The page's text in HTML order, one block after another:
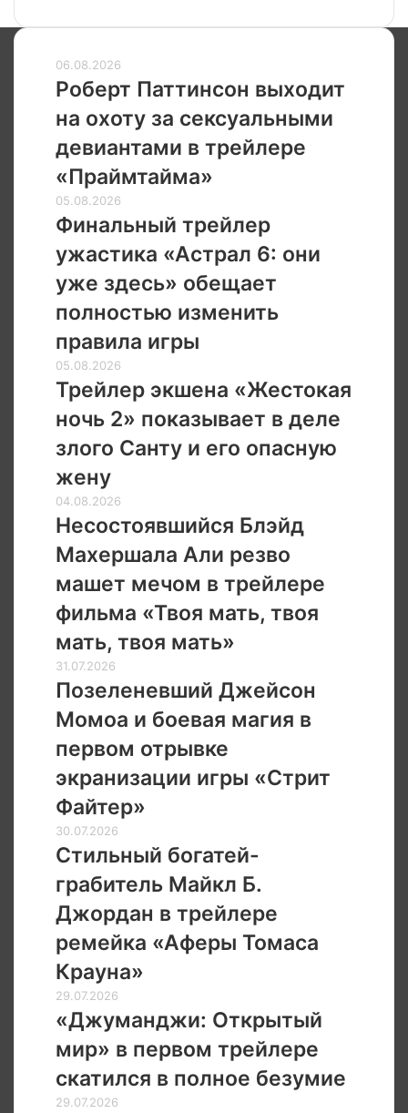
Роберт
Паттинсон
выходит
на
охоту
за
сексуальными
девиантами
в
трейлере
«Праймтайма»
06.08.2026
Роберт Паттинсон выходит
на охоту за сексуальными
девиантами в трейлере
«Праймтайма»
Финальный
трейлер
ужастика
«Астрал
6:
они
уже
обещает
полностью
изменить
игры
05.08.2026
Финальный трейлер
ужастика «Астрал 6: они
уже здесь» обещает
полностью изменить
правила игры
Трейлер
экшена
«Жестокая
ночь 2»
показывает
в
деле
злого
Санту
и
его
жену
05.08.2026
Трейлер экшена «Жестокая
ночь 2» показывает в деле
злого Санту и его опасную
жену
Несостоявшийся
Блэйд
Махершала
Али
резво
машет
мечом
трейлере
фильма
«Твоя
мать,
твоя
мать,
мать»
04.08.2026
Несостоявшийся Блэйд
Махершала Али резво
машет мечом в трейлере
фильма «Твоя мать, твоя
мать, твоя мать»
Позеленевший
Джейсон
Момоа
и
боевая
магия
в
первом
отрывке
экранизации
игры
«Стрит
Файтер»
31.07.2026
Позеленевший Джейсон
Момоа и боевая магия в
первом отрывке
экранизации игры «Стрит
Файтер»
Стильный
богатей-
грабитель
Майкл
Б.
Джордан
в
трейлере
ремейка
«Аферы
Томаса
30.07.2026
Стильный богатей-
грабитель Майкл Б.
Джордан в трейлере
ремейка «Аферы Томаса
Крауна»
«Джуманджи:
Открытый
мир»
в
первом
трейлере
скатился
29.07.2026
«Джуманджи: Открытый
мир» в первом трейлере
скатился в полное безумие
Милота
29.07.2026